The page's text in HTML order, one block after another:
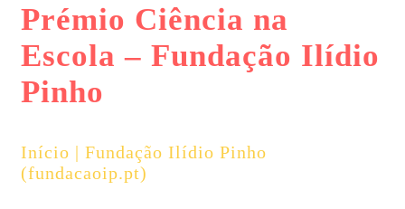
Prémio Ciência na
Escola – Fundação Ilídio
Pinho
Início | Fundação Ilídio Pinho
(fundacaoip.pt)